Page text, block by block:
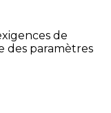
de
des paramètres